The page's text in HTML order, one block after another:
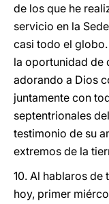
de los que he
servicio en la
casi todo el
la oportunidad de
adorando a Dios
juntamente con
septentrionales
testimonio de su
extremos de la
10. Al hablaros de
hoy, primer